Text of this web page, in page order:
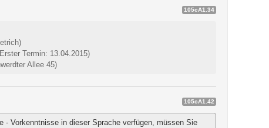
105cA1.34
Termin: 13.04.2015)
Allee 45)
105cA1.42
- Vorkenntnisse in dieser Sprache verfügen, müssen Sie